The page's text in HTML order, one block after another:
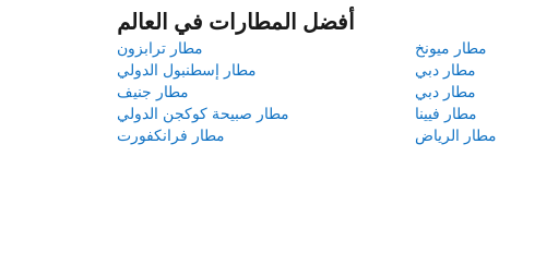
أفضل المطارات في العالم
مطار ترابزون
مطار ميونخ
مطار إسطنبول الدولي
مطار دبي
مطار جنيف
مطار دبي
مطار صبيحة كوكجن الدولي
مطار فيينا
مطار فرانكفورت
مطار الرياض